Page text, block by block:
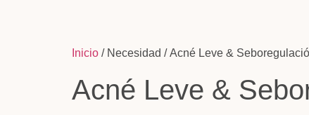
Inicio / Necesidad / Acné Leve &
Acné Leve &